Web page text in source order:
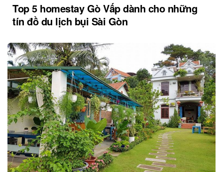
Top 5 homestay Gò Vấp dành cho những
tín đồ du lịch bụi Sài Gòn